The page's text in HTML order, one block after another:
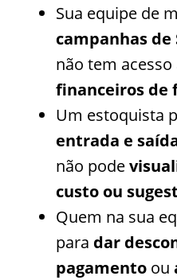
Sua equipe de
campanhas de
não tem acesso
financeiros
Um estoquista
entrada e
não pode
custo ou
Quem na sua
para dar
pagamento ou